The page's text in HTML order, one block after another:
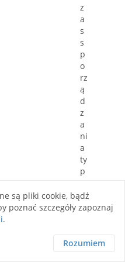
z
a
s
s
p
o
rz
ą
d
z
a
ni
a
ty
p
o
w
e
p
r
są pliki cookie, bądź
poznać szczegóły zapoznaj
.
Rozumiem